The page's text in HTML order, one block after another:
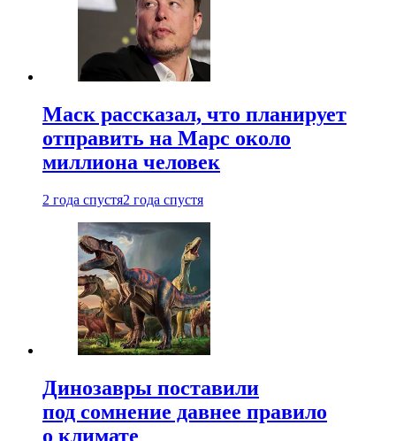
Маск рассказал, что планирует
отправить на Марс около
миллиона человек
2 года спустя2 года спустя
Динозавры поставили
под сомнение давнее правило
о климате